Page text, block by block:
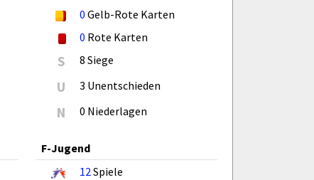
0 Gelb-Rote Karten
0 Rote Karten
S 8 Siege
U 3 Unentschieden
N 0 Niederlagen
F-Jugend
12Spiele